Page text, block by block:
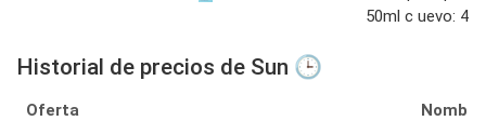
50ml c uevo:
Historial de precios de Sun 🕒
Oferta Nombre